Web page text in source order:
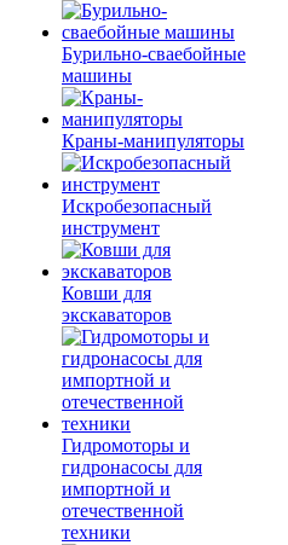
Бурильно-сваебойные
машины
Краны-манипуляторы
Искробезопасный
инструмент
Ковши для
экскаваторов
Гидромоторы и
гидронасосы для
импортной и
отечественной
техники